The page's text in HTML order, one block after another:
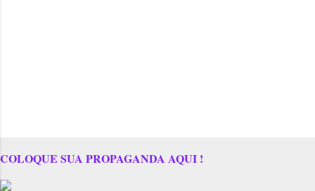
COLOQUE SUA PROPAGANDA AQUI !